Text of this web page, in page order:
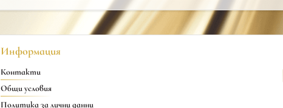
Информация
Контакти
Общи условия
Политика за лични данни